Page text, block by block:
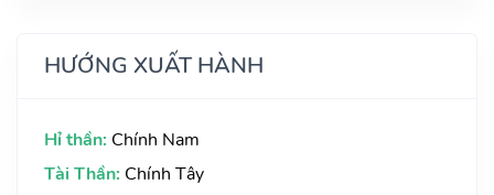
HƯỚNG XUẤT HÀNH
Hỉ thần: Chính Nam
Tài Thần: Chính Tây